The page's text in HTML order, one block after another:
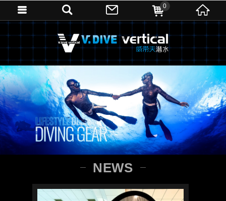
NEWS
0